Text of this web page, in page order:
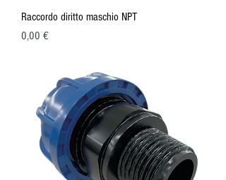
Raccordo diritto maschio NPT
Prezzo
0,00 €